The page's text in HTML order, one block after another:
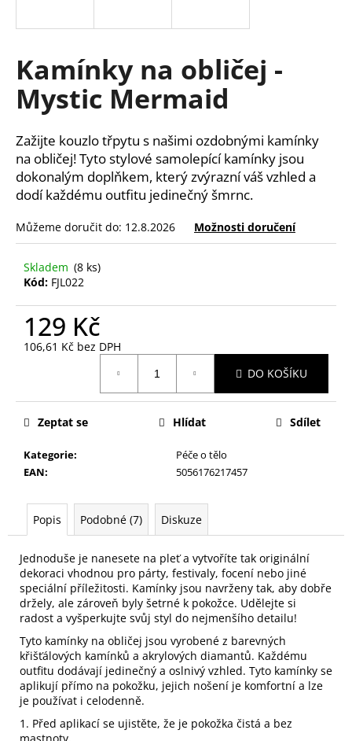
Kamínky na obličej -
Mystic Mermaid
Zažijte kouzlo třpytu s našimi ozdobnými kamínky
na obličej! Tyto stylové samolepící kamínky jsou
dokonalým doplňkem, který zvýrazní váš vzhled a
dodí každému outfitu jedinečný šmrnc.
Můžeme doručit do: 12.8.2026 Možnosti doručení
Skladem (8 ks)
Kód: FJL022
129 Kč
106,61 Kč bez DPH
DO KOŠÍKU
Kategorie:
Péče o tělo
EAN: 5056176217457
Zeptat se Hlídat Sdílet
Popis Podobné (7) Diskuze
Jednoduše je nanesete na pleť a vytvoříte tak originální
dekoraci vhodnou pro párty, festivaly, focení nebo jiné
speciální příležitosti. Kamínky jsou navrženy tak, aby dobře
držely, ale zároveň byly šetrné k pokožce. Udělejte si
radost a vyšperkujte svůj styl do nejmenšího detailu!
Tyto kamínky na obličej jsou vyrobené z barevných
křišťálových kamínků a akrylových diamantů. Každému
outfitu dodávají jedinečný a oslnivý vzhled. Tyto kamínky se
aplikují přímo na pokožku, jejich nošení je komfortní a lze
je používat i celodenně.
1. Před aplikací se ujistěte, že je pokožka čistá a bez
mastnoty.
í
t
?
HLEDAT
o
p
o
e
m
NA
MAKE-
UP,
KULATÁ
59
Kč